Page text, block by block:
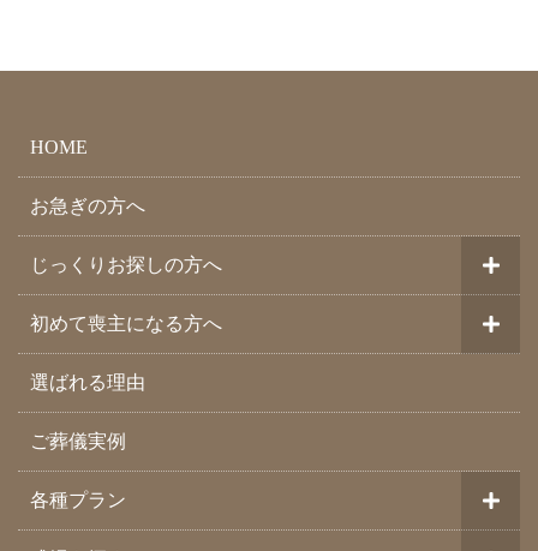
HOME
お急ぎの方へ
じっくりお探しの方へ
初めて喪主になる方へ
選ばれる理由
ご葬儀実例
各種プラン